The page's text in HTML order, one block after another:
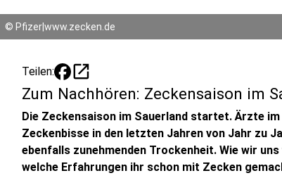
© Pfizer|www.zecken.de
Teilen: open_in_new
Zum Nachhören: Zeckensaison im
Die Zeckensaison im Sauerland startet. Ärzte im
Zeckenbisse in den letzten Jahren von Jahr zu
ebenfalls zunehmenden Trockenheit. Wie wir
welche Erfahrungen ihr schon mit Zecken